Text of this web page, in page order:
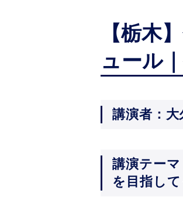
【栃木
ュール
講演者：大
講演テー
を目指して